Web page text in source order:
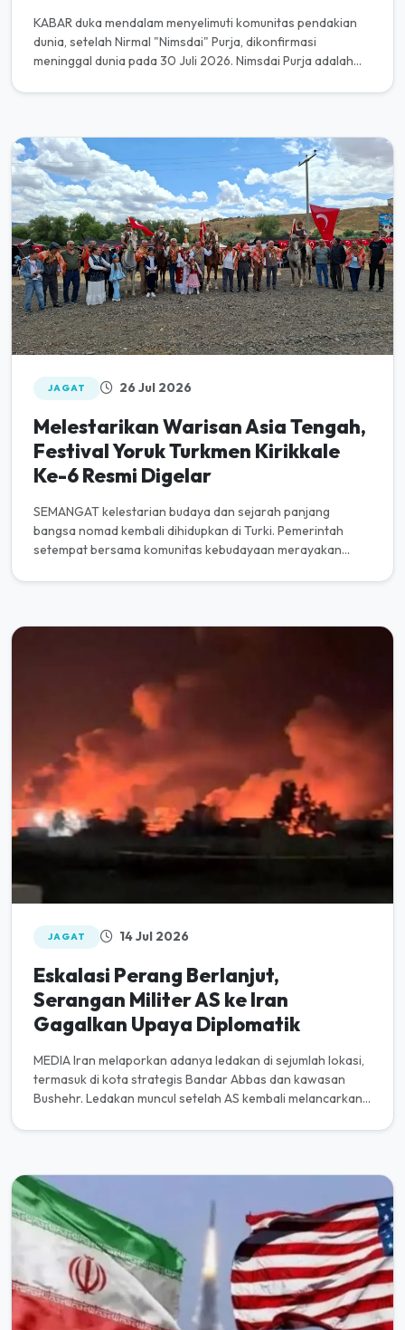
KABAR duka mendalam menyelimuti komunitas pendakian
dunia, setelah Nirmal "Nimsdai" Purja, dikonfirmasi
meninggal dunia pada 30 Juli 2026. Nimsdai Purja adalah
JAGAT 26 Jul 2026
Melestarikan Warisan Asia Tengah,
Festival Yoruk Turkmen Kirikkale
Ke-6 Resmi Digelar
SEMANGAT kelestarian budaya dan sejarah panjang
bangsa nomad kembali dihidupkan di Turki. Pemerintah
setempat bersama komunitas kebudayaan merayakan
JAGAT 14 Jul 2026
Eskalasi Perang Berlanjut,
Serangan Militer AS ke Iran
Gagalkan Upaya Diplomatik
MEDIA Iran melaporkan adanya ledakan di sejumlah lokasi,
termasuk di kota strategis Bandar Abbas dan kawasan
Bushehr. Ledakan muncul setelah AS kembali melancarkan